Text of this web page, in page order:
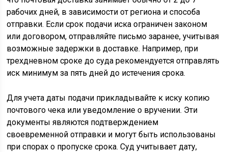
рабочих дней, в зависимости от региона и способа
отправки. Если срок подачи иска ограничен законом
или договором, отправляйте письмо заранее, учитывая
возможные задержки в доставке. Например, при
трехдневном сроке до суда рекомендуется отправлять
иск минимум за пять дней до истечения срока.
Для учета даты подачи прикладывайте к иску копию
почтового чека или уведомление о вручении. Эти
документы являются подтверждением
своевременной отправки и могут быть использованы
при спорах о пропуске срока. Суд учитывает дату,